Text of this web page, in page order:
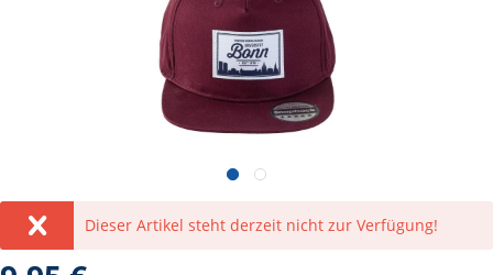
Dieser Artikel steht derzeit nicht zur Verfügung!